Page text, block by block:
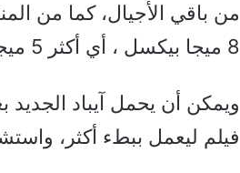
من باقي الأجيال، كما من
8 ميجا بيكسل ، أي أكثر 5 ميجابايت من الأجيال السابقة .
فيلم ليعمل ببطء أكثر،